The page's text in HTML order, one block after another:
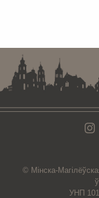
© Мiнска-
УНП